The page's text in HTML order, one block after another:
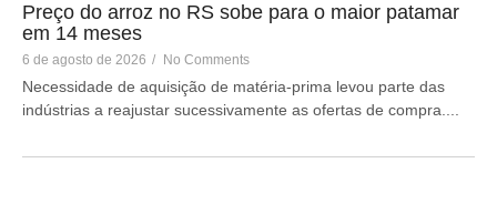
Preço do arroz no RS sobe para o maior patamar
em 14 meses
6 de agosto de 2026 / No Comments
Necessidade de aquisição de matéria-prima levou parte das
indústrias a reajustar sucessivamente as ofertas de compra....